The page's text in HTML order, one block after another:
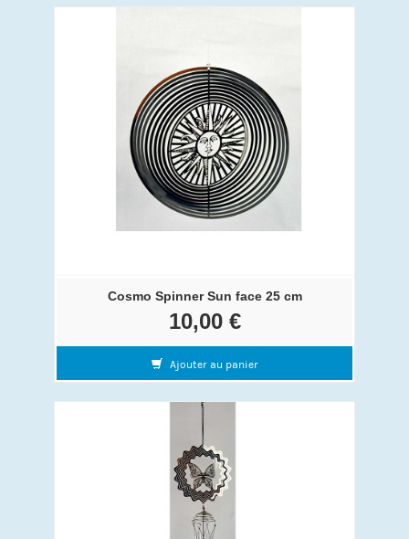
Cosmo Spinner Sun face 25 cm
10,00 €
Ajouter au panier